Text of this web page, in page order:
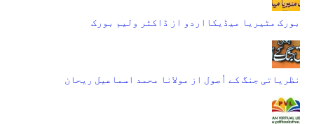
بورک مٹیریا میڈیکااردو از ڈاکٹر ولیم بورک
نظریاتی جنگ کے اُصول از مولانا محمد اسماعیل ریحان